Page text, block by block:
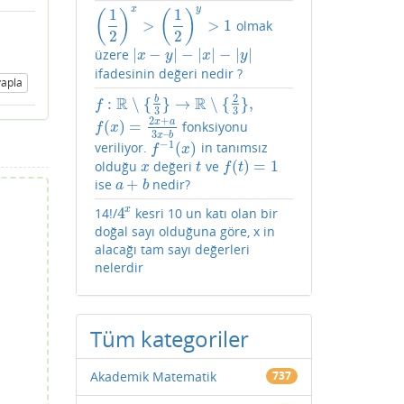
( 1
2 ) x
> ( 1
2 )y
> 1
(1 2)x > 2)y >1
olmak
üzere x − y − x − y|
|x −y|− x| |y |
ifadesinin değeri nedir ?
f : R ∖ { b
3 } → R ∖ { 2
3 },
f:R∖{b 3 →R ∖ {23 },
f(x) = 2x+a
3x–b
f(x)=2 x+a 3x–b fonksiyonu
veriliyor. f−1 (x)
f−1(x)
in tanımsız
olduğu x
x değerit
t ve f(t) = 1
f(t)=1
ise a + b
a+b
nedir?
14!/4x
4x kesri 10 un katı olan bir
doğal sayı olduğuna göre, x in
alacağı tam sayı değerleri
nelerdir
Tüm kategoriler
Akademik Matematik 737